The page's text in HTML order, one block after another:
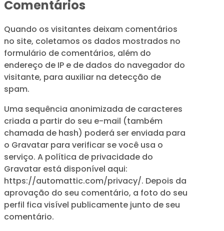
Comentários
Quando os visitantes deixam comentários
no site, coletamos os dados mostrados no
formulário de comentários, além do
endereço de IP e de dados do navegador do
visitante, para auxiliar na detecção de
spam.
Uma sequência anonimizada de caracteres
criada a partir do seu e-mail (também
chamada de hash) poderá ser enviada para
o Gravatar para verificar se você usa o
serviço. A política de privacidade do
Gravatar está disponível aqui:
https://automattic.com/privacy/. Depois da
aprovação do seu comentário, a foto do seu
perfil fica visível publicamente junto de seu
comentário.